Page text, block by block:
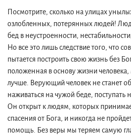
Посмотрите, сколько на улицах
озлобленных, потерянных людей!
бед в неустроенности,
Но все это лишь следствие того, что
пытается построить свою жизнь без
положенная в основу жизни
лучше. Верующий человек не станет
наживаться на чужой беде, поступать
Он открыт к людям, которых
спасения от Бога, и никогда не
помощь. Без веры мы теряем самую